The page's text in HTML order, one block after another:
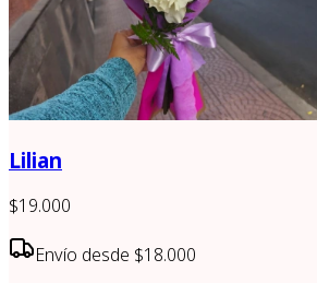
Lilian
$19.000
Envío desde $18.000